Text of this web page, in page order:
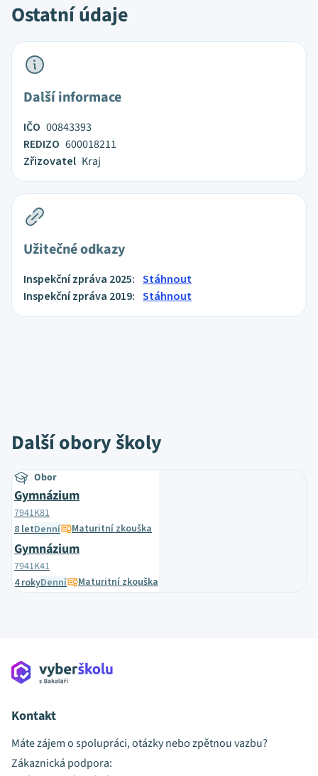
Ostatní údaje
Další informace
IČO 00843393
REDIZO 600018211
Zřizovatel Kraj
Užitečné odkazy
Inspekční zpráva 2025: Stáhnout
Inspekční zpráva 2019: Stáhnout
Další obory školy
Obor
Gymnázium
7941K81
8 letDenní Maturitní zkouška
Gymnázium
7941K41
4 rokyDenní Maturitní zkouška
Kontakt
Máte zájem o spolupráci, otázky nebo zpětnou vazbu?
Zákaznická podpora: